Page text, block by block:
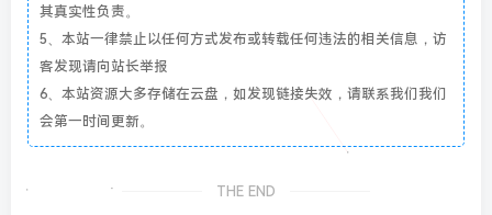
其真实性负责。
5、本站一律禁止以任何方式发布或转载任何违法的相关信息，访
客发现请向站长举报
6、本站资源大多存储在云盘，如发现链接失效，请联系我们我们
会第一时间更新。
THE END